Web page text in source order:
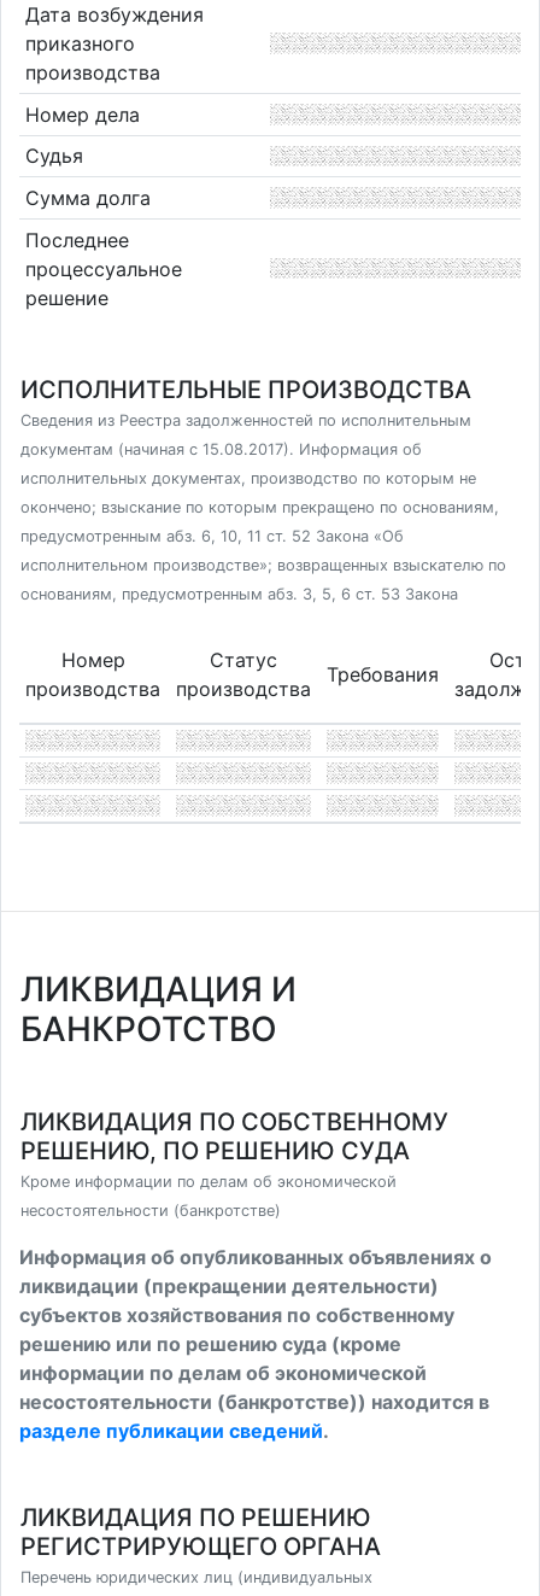
Дата возбуждения
приказного
производства
Номер дела
Судья
Сумма долга
Последнее
процессуальное
решение
ИСПОЛНИТЕЛЬНЫЕ ПРОИЗВОДСТВА
Сведения из Реестра задолженностей по исполнительным
документам (начиная с 15.08.2017). Информация об
исполнительных документах, производство по которым не
окончено; взыскание по которым прекращено по основаниям,
предусмотренным абз. 6, 10, 11 ст. 52 Закона «Об
исполнительном производстве»; возвращенных взыскателю по
основаниям, предусмотренным абз. 3, 5, 6 ст. 53 Закона
Номер
производства
Статус
производства
Требования
ЛИКВИДАЦИЯ И
БАНКРОТСТВО
ЛИКВИДАЦИЯ ПО СОБСТВЕННОМУ
РЕШЕНИЮ, ПО РЕШЕНИЮ СУДА
Кроме информации по делам об экономической
несостоятельности (банкротстве)
Информация об опубликованных объявлениях о
ликвидации (прекращении деятельности)
субъектов хозяйствования по собственному
решению или по решению суда (кроме
информации по делам об экономической
несостоятельности (банкротстве)) находится в
разделе публикации сведений.
ЛИКВИДАЦИЯ ПО РЕШЕНИЮ
РЕГИСТРИРУЮЩЕГО ОРГАНА
Перечень юридических лиц (индивидуальных